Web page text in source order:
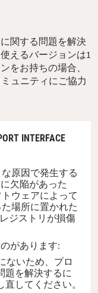
関する問題を解決
えるバージョンは1
をお持ちの場合、
ュニティにご協力
INTERFACE
原因で発生する
欠陥があった
ウェアによって
場所に置かれた
ジストリが損傷
があります:
ないため、プロ
題を解決するに
してください。